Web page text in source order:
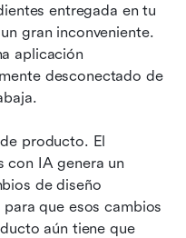
entregada en tu
gran inconveniente.
aplicación
desconectado de
producto. El
con IA genera un
de diseño
que esos cambios
aún tiene que